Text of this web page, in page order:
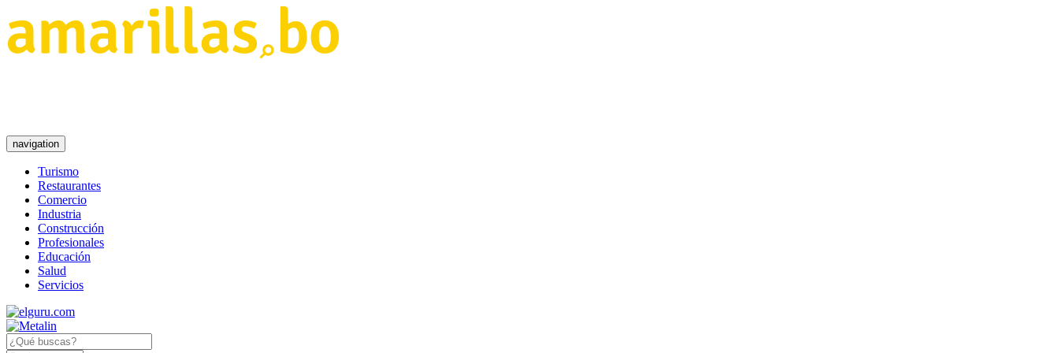
navigation
Turismo
Restaurantes
Comercio
Industria
Construcción
Profesionales
Educación
Salud
Servicios